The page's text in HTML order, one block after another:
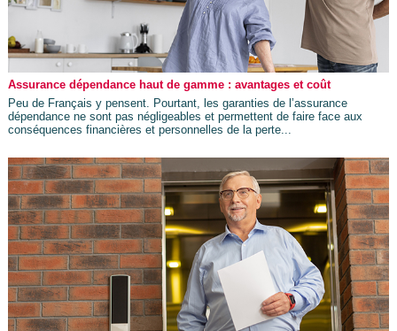
Assurance dépendance haut de gamme : avantages et coût
Peu de Français y pensent. Pourtant, les garanties de l’assurance
dépendance ne sont pas négligeables et permettent de faire face aux
conséquences financières et personnelles de la perte...